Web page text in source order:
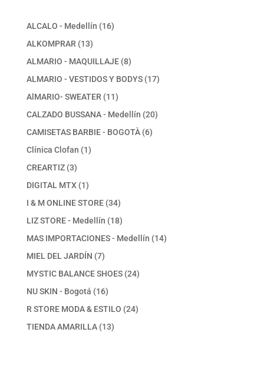
ALCALO - Medellín 1616
ALKOMPRAR 1313
productos
ALMARIO - MAQUILLAJE 88
productos
ALMARIO - VESTIDOS Y BODYS 1717
AlMARIO- SWEATER 1111
productos
CALZADO BUSSANA - Medellín 2020
CAMISETAS BARBIE - BOGOTÀ 66
Clínica Clofan 11
CREARTIZ 33
productos
DIGITAL MTX 11
producto
I & M ONLINE STORE 3434
productos
LIZ STORE - Medellín 1818
productos
MAS IMPORTACIONES - Medellín 1414
MIEL DEL JARDÍN 77
productos
MYSTIC BALANCE SHOES 2424
NU SKIN - Bogotá 1616
productos
R STORE MODA & ESTILO 2424
TIENDA AMARILLA 1313